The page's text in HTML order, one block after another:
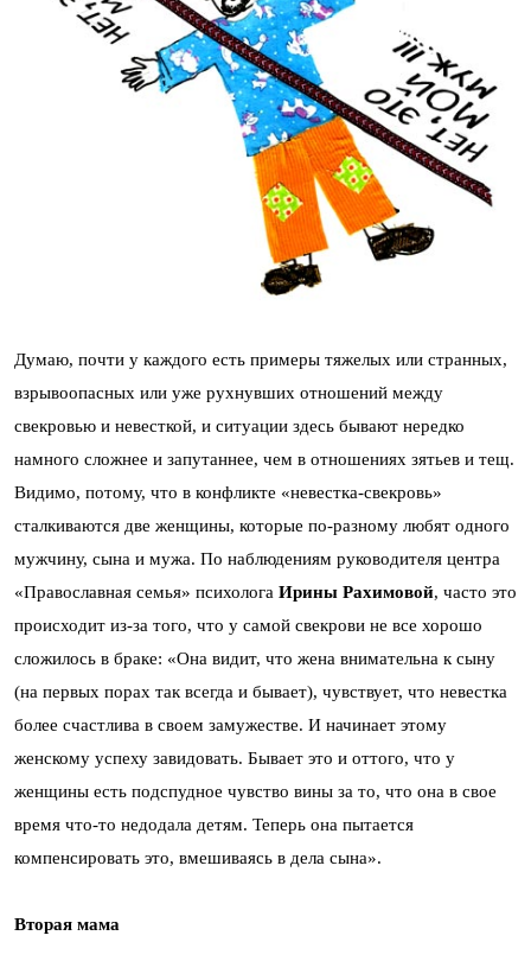
Думаю, почти у каждого есть примеры тяжелых или странных,
взрывоопасных или уже рухнувших отношений между
свекровью и невесткой, и ситуации здесь бывают нередко
намного сложнее и запутаннее, чем в отношениях зятьев и тещ.
Видимо, потому, что в конфликте «невестка-свекровь»
сталкиваются две женщины, которые по-разному любят одного
мужчину, сына и мужа. По наблюдениям руководителя центра
«Православная семья» психолога Ирины Рахимовой, часто это
происходит из-за того, что у самой свекрови не все хорошо
сложилось в браке: «Она видит, что жена внимательна к сыну
(на первых порах так всегда и бывает), чувствует, что невестка
более счастлива в своем замужестве. И начинает этому
женскому успеху завидовать. Бывает это и оттого, что у
женщины есть подспудное чувство вины за то, что она в свое
время что-то недодала детям. Теперь она пытается
компенсировать это, вмешиваясь в дела сына».
Вторая мама